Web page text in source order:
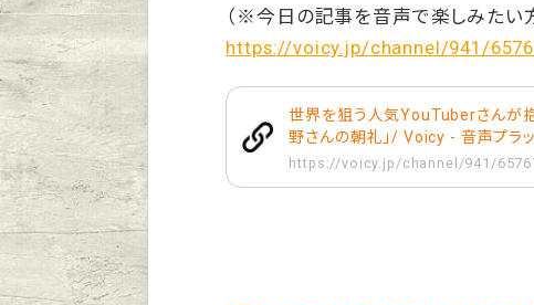
（※今日の記事を音声で楽しみたい
https://voicy.jp/channel/941/
世界を狙う人気YouTuberさんが
野さんの朝礼」/ Voicy - 音声プラ
https://voicy.jp/channel/941/